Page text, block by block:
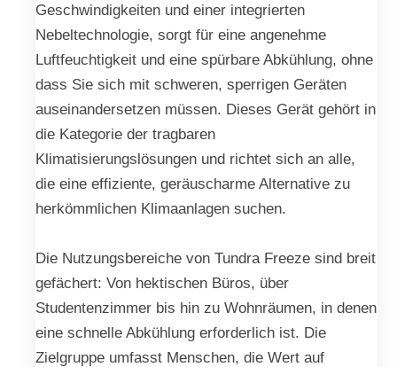
Geschwindigkeiten und einer integrierten
Nebeltechnologie, sorgt für eine angenehme
Luftfeuchtigkeit und eine spürbare Abkühlung, ohne
dass Sie sich mit schweren, sperrigen Geräten
auseinandersetzen müssen. Dieses Gerät gehört in
die Kategorie der tragbaren
Klimatisierungslösungen und richtet sich an alle,
die eine effiziente, geräuscharme Alternative zu
herkömmlichen Klimaanlagen suchen.
Die Nutzungsbereiche von Tundra Freeze sind breit
gefächert: Von hektischen Büros, über
Studentenzimmer bis hin zu Wohnräumen, in denen
eine schnelle Abkühlung erforderlich ist. Die
Zielgruppe umfasst Menschen, die Wert auf